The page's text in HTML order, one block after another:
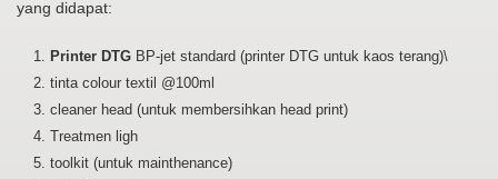
yang didapat:
Printer DTG BP-jet standard (printer DTG untuk kaos terang)\
tinta colour textil @100ml
cleaner head (untuk membersihkan head print)
Treatmen ligh
toolkit (untuk mainthenance)